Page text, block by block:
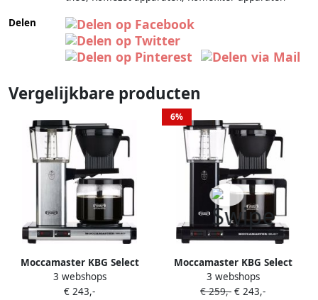
Delen
Vergelijkbare producten
Moccamaster KBG Select
Brushed |
Filterkoffiezetapparaten |
3 webshops
€ 243,-
6%
Moccamaster KBG Select
Black |
Filterkoffiezetapparaten |
3 webshops
€ 259,- € 243,-